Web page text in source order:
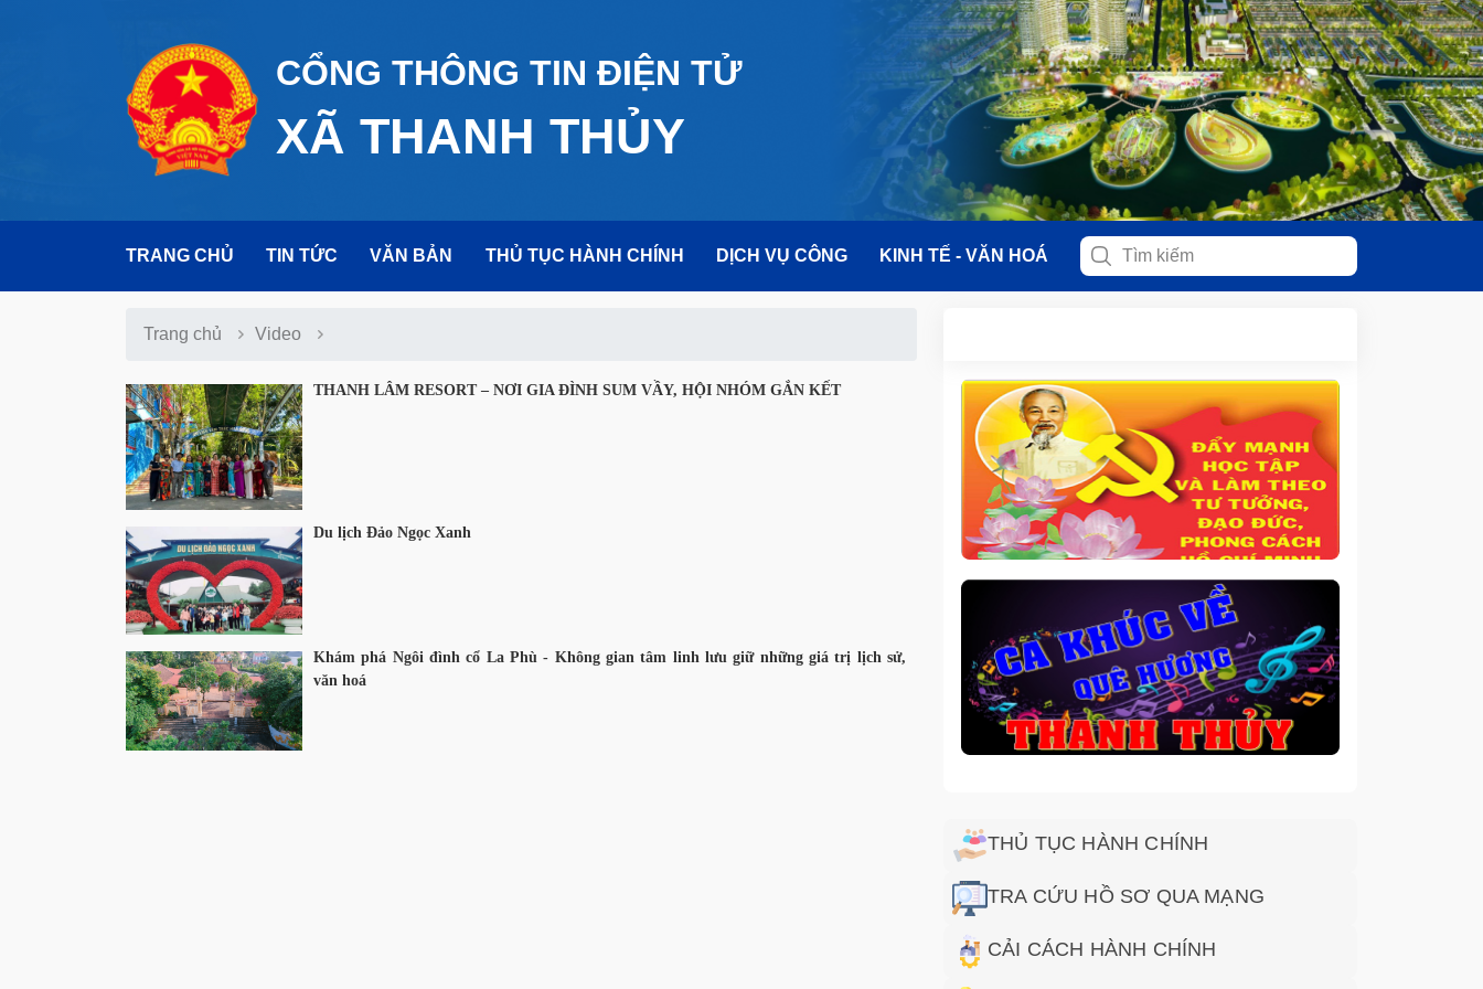
CỔNG THÔNG TIN ĐIỆN TỬ
XÃ THANH THỦY
TRANG CHỦ TIN TỨC VĂN BẢN THỦ TỤC HÀNH CHÍNH DỊCH VỤ CÔNG KINH TẾ - VĂN HOÁ
Trang chủ Video
THANH LÂM RESORT – NƠI GIA ĐÌNH SUM VẦY, HỘI NHÓM GẮN KẾT
Du lịch Đảo Ngọc Xanh
Khám phá Ngôi đình cổ La Phù - Không gian tâm linh lưu giữ những giá trị lịch sử,
văn hoá
THỦ TỤC HÀNH CHÍNH
TRA CỨU HỒ SƠ QUA MẠNG
CẢI CÁCH HÀNH CHÍNH